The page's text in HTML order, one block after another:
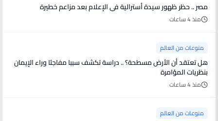
مصر .. حظر ظهور سيدة أسترالية في الإعلام بعد مزاعم خطيرة
منذ 4 ساعات
منوعات من العالم
هل تعتقد أن الأرض مسطحة؟ .. دراسة تكشف سببا مفاجئا وراء الإيمان
بنظريات المؤامرة
منذ 4 ساعات
منوعات من العالم